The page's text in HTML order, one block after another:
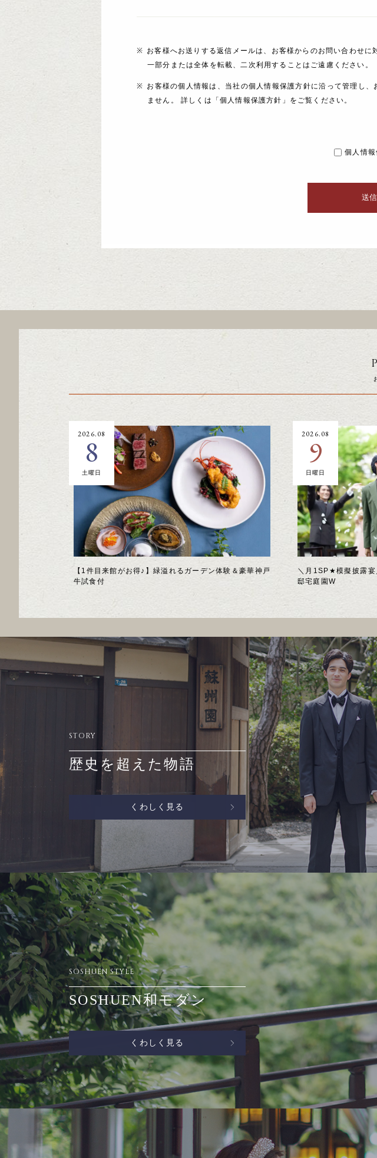
お客様へお送りする返信メールは、お客様からのお問い合わせ
一部分または全体を転載、二次利用することはご遠慮ください。
お客様の個人情報は、当社の個人情報保護方針に沿って管理し
ません。 詳しくは「個人情報保護方針」をご覧ください。
個人情
【1件目来館がお得♪】緑溢れるガーデン体験＆豪華神戸
牛試食付
2026.08
8
土曜日
＼月1SP★模擬披露宴
邸宅庭園W
2026.08
9
日曜日
STORY
歴史を超えた物語
くわしく見る
SOSHUEN STYLE
SOSHUEN和モダン
くわしく見る